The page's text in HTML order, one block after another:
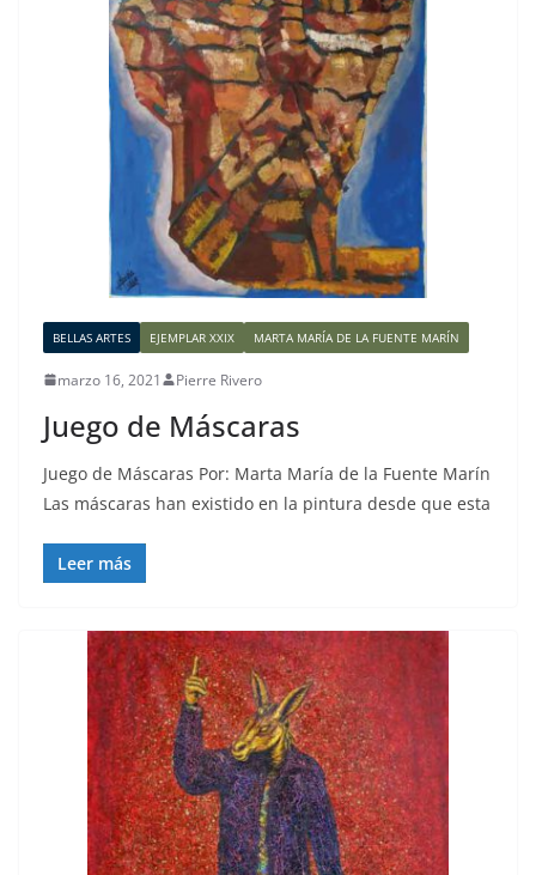
BELLAS ARTES EJEMPLAR XXIX MARTA MARÍA DE LA FUENTE MARÍN
marzo 16, 2021 Pierre Rivero
Juego de Máscaras
Juego de Máscaras Por: Marta María de la Fuente Marín
Las máscaras han existido en la pintura desde que esta
Leer más